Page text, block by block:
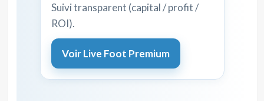
Suivi transparent (capital / profit /
ROI).
Voir Live Foot Premium